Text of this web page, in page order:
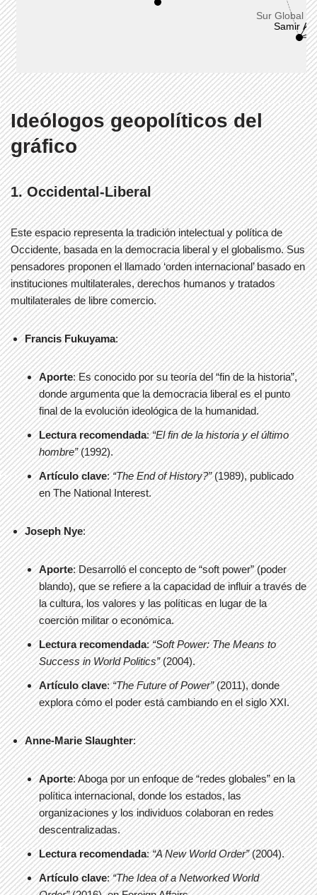
Ideólogos geopolíticos del
gráfico
1. Occidental-Liberal
Este espacio representa la tradición intelectual y política de
Occidente, basada en la democracia liberal y el globalismo. Sus
pensadores proponen el llamado ‘orden internacional’ basado en
instituciones multilaterales, derechos humanos y tratados
multilaterales de libre comercio.
Francis Fukuyama:
Aporte: Es conocido por su teoría del “fin de la historia”,
donde argumenta que la democracia liberal es el punto
final de la evolución ideológica de la humanidad.
Lectura recomendada:“El fin de la historia y el último
hombre”(1992).
Artículo clave:“The End of History?”(1989), publicado
en The National Interest.
Joseph Nye:
Aporte: Desarrolló el concepto de “soft power” (poder
blando), que se refiere a la capacidad de influir a través de
la cultura, los valores y las políticas en lugar de la
coerción militar o económica.
Lectura recomendada:“Soft Power: The Means to
Success in World Politics”(2004).
Artículo clave:“The Future of Power”(2011), donde
explora cómo el poder está cambiando en el siglo XXI.
Anne-Marie Slaughter:
Aporte: Aboga por un enfoque de “redes globales” en la
política internacional, donde los estados, las
organizaciones y los individuos colaboran en redes
descentralizadas.
Lectura recomendada:“A New World Order”(2004).
Artículo clave:“The Idea of a Networked World